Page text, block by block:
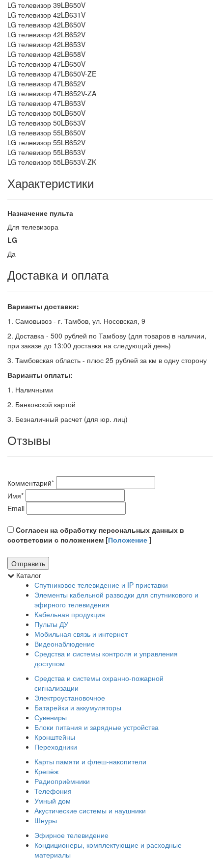
LG телевизор 39LB650V
LG телевизор 42LB631V
LG телевизор 42LB650V
LG телевизор 42LB652V
LG телевизор 42LB653V
LG телевизор 42LB658V
LG телевизор 47LB650V
LG телевизор 47LB650V-ZE
LG телевизор 47LB652V
LG телевизор 47LB652V-ZA
LG телевизор 47LB653V
LG телевизор 50LB650V
LG телевизор 50LB653V
LG телевизор 55LB650V
LG телевизор 55LB652V
LG телевизор 55LB653V
LG телевизор 55LB653V-ZK
Характеристики
Назначение пульта
Для телевизора
LG
Да
Доставка и оплата
Варианты доставки:
1. Самовывоз - г. Тамбов, ул. Носовская, 9
2. Доставка - 500 рублей по Тамбову (для товаров в наличии,
при заказе до 13:00 доставка на следующий день)
3. Тамбовская область - плюс 25 рублей за км в одну сторону
Варианты оплаты:
1. Наличными
2. Банковской картой
3. Безналичный расчет (для юр. лиц)
Отзывы
Комментарий*
Имя*
Email
Cогласен на обработку персональных данных в
соответсвии с положением [Положение ]
Каталог
Спутниковое телевидение и IP приставки
Элементы кабельной разводки для спутникового и
эфирного телевидения
Кабельная продукция
Пульты ДУ
Мобильная связь и интернет
Видеонаблюдение
Средства и системы контроля и управления
доступом
Средства и системы охранно-пожарной
сигнализации
Электроустановочное
Батарейки и аккумуляторы
Сувениры
Блоки питания и зарядные устройства
Кронштейны
Переходники
Карты памяти и флеш-накопители
Крепёж
Радиоприёмники
Телефония
Умный дом
Акустические системы и наушники
Шнуры
Эфирное телевидение
Кондиционеры, комплектующие и расходные
материалы